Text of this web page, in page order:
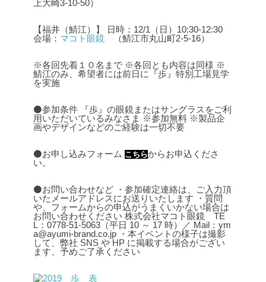
上大崎3-10-50）
【福井（鯖江）】
日時：12/1（日）10:30-12:30
会場： マコト眼鏡 （鯖江市丸山町2-5-16）
※各回先着１０名まで ※各回とも内容は同様 ※
鯖江のみ、希望者には前日に『歩』特別工場見学
を実施
⚫参加条件 『歩』の眼鏡またはサングラスをご利
用いただいているみなさま ※参加無料 ※製品企
画やデザインなどのご経験は一切不要
⚫お申し込みフォーム こちらからお申込くださ
い。
⚫お問い合わせなど ・参加確定連絡は、ご入力頂
いたメールアドレスにお送りいたします ・質問
や、フォームからの申込がうまくいかない場合は
お問い合わせください 株式会社マコト眼鏡 TE
L：0778-51-5063（平日 10 ～ 17 時）／ Mail：ym
a@ayumi-brand.co.jp ・本イベントの様子は撮影
して、弊社 SNS や HP に掲載する場合がござい
ます、予めご了承ください